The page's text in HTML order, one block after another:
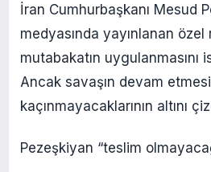
İran Cumhurbaşkanı Mesud
medyasında yayınlanan özel
mutabakatın uygulanmasını
Ancak savaşın devam
kaçınmayacaklarının altını
Pezeşkiyan “teslim